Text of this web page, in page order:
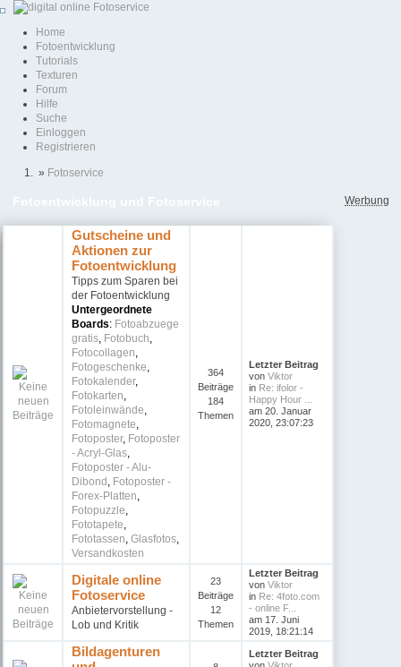
Home
Fotoentwicklung
Tutorials
Texturen
Forum
Hilfe
Suche
Einloggen
Registrieren
» Fotoservice
Gutscheine und
Aktionen zur
Fotoentwicklung
Tipps zum Sparen bei
der Fotoentwicklung
Untergeordnete
Boards: Fotoabzuege
gratis, Fotobuch,
Fotocollagen,
Fotogeschenke,
Fotokalender,
Fotokarten,
Fotoleinwände,
Fotomagnete,
Fotoposter, Fotoposter
- Acryl-Glas,
Fotoposter - Alu-
Dibond , Fotoposter -
Forex-Platten,
Fotopuzzle,
Fototapete,
Fototassen, Glasfotos,
Versandkosten
364
Beiträge
184
Themen
Letzter Beitrag
vonViktor
in Re: ifolor -
Happy Hour ...
am 20. Januar
2020, 23:07:23
Digitale online
Fotoservice
Anbietervorstellung -
Lob und Kritik
23
Beiträge
12
Themen
Letzter Beitrag
vonViktor
in Re: 4foto.com
- online F...
am 17. Juni
2019, 18:21:14
Bildagenturen
Letzter Beitrag
Werbung